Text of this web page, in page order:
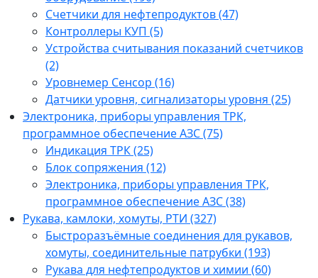
Счетчики для нефтепродуктов (47)
Контроллеры КУП (5)
Устройства считывания показаний счетчиков
(2)
Уровнемер Сенсор (16)
Датчики уровня, сигнализаторы уровня (25)
Электроника, приборы управления ТРК,
программное обеспечение АЗС (75)
Индикация ТРК (25)
Блок сопряжения (12)
Электроника, приборы управления ТРК,
программное обеспечение АЗС (38)
Рукава, камлоки, хомуты, РТИ (327)
Быстроразъёмные соединения для рукавов,
хомуты, соединительные патрубки (193)
Рукава для нефтепродуктов и химии (60)